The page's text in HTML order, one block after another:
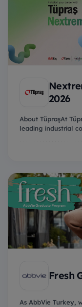
2026
About TüpraşAt
leading industrial
Fresh
As AbbVie Turkey,